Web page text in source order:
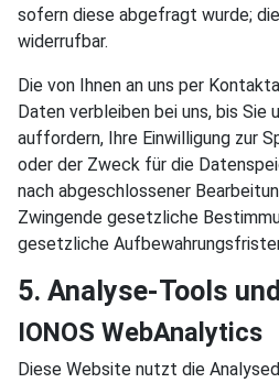
sofern diese abgefragt wurde;
widerrufbar.
Die von Ihnen an uns per
Daten verbleiben bei uns, bis Sie
auffordern, Ihre Einwilligung zur
oder der Zweck für die
nach abgeschlossener
Zwingende gesetzliche
gesetzliche
5. Analyse-Tools
IONOS WebAnalytics
Diese Website nutzt die